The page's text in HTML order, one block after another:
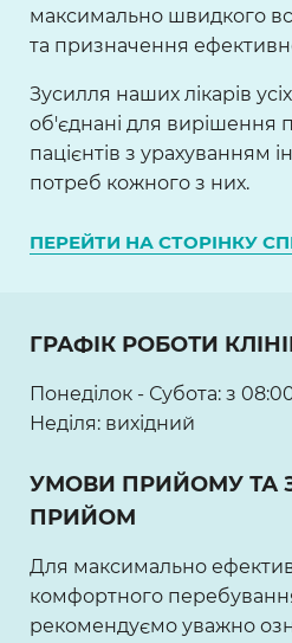
максимально швидкого
та призначення
Зусилля наших лікарів
об'єднані для вирішення
пацієнтів з урахуванням
потреб кожного з них.
ПЕРЕЙТИ НА СТОРІНКУ
ГРАФІК РОБОТИ
Понеділок - Субота: з
Неділя: вихідний
УМОВИ ПРИЙОМУ ТА
ПРИЙОМ
Для максимально
комфортного перебування
рекомендуємо уважно